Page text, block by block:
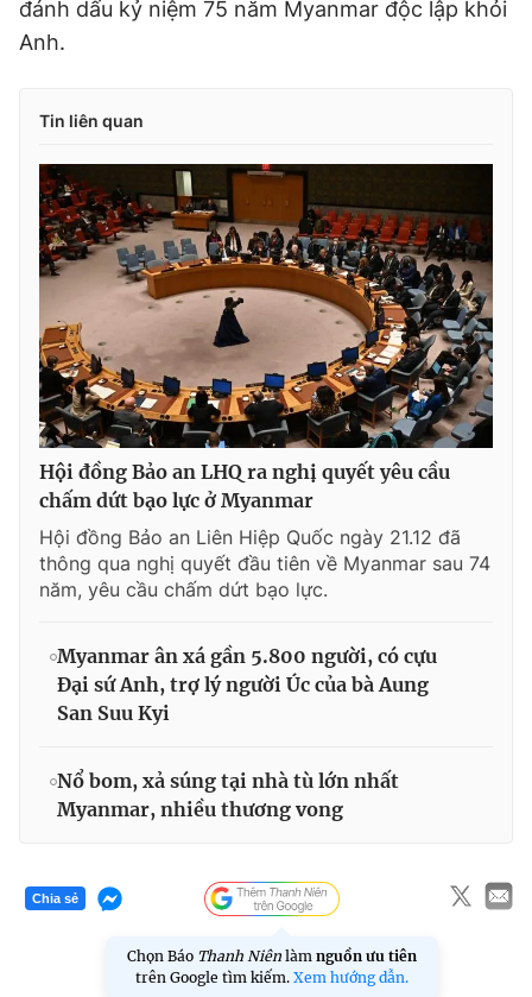
đánh dấu kỷ niệm 75 năm Myanmar độc lập khỏi
Anh.
Tin liên quan
Hội đồng Bảo an LHQ ra nghị quyết yêu cầu
chấm dứt bạo lực ở Myanmar
Hội đồng Bảo an Liên Hiệp Quốc ngày 21.12 đã
thông qua nghị quyết đầu tiên về Myanmar sau 74
năm, yêu cầu chấm dứt bạo lực.
Myanmar ân xá gần 5.800 người, có cựu
Đại sứ Anh, trợ lý người Úc của bà Aung
San Suu Kyi
Nổ bom, xả súng tại nhà tù lớn nhất
Myanmar, nhiều thương vong
Chia sẻ
Chọn Báo Thanh Niên làm nguồn ưu tiên
trên Google tìm kiếm. Xem hướng dẫn.